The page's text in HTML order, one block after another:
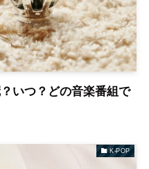
いつ？どの音楽番組で
K-POP